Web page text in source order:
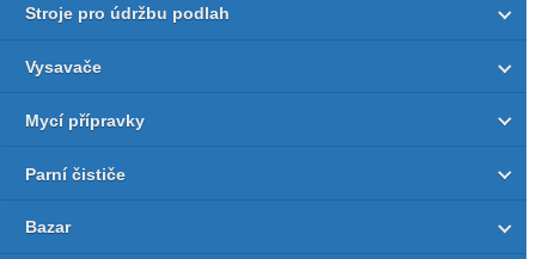
Stroje pro údržbu podlah
Vysavače
Mycí přípravky
Parní čističe
Bazar